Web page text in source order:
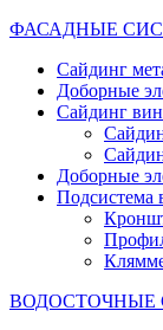
ФАСАДНЫЕ
Сайдинг
Доборные
Сайдинг
Доборные
Подсистема
ВОДОСТОЧНЫЕ